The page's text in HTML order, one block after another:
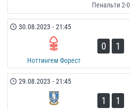
Пенальти 2-0
30.08.2023 - 21:45
Ноттингем Форест
0 1
29.08.2023 - 21:45
1 1